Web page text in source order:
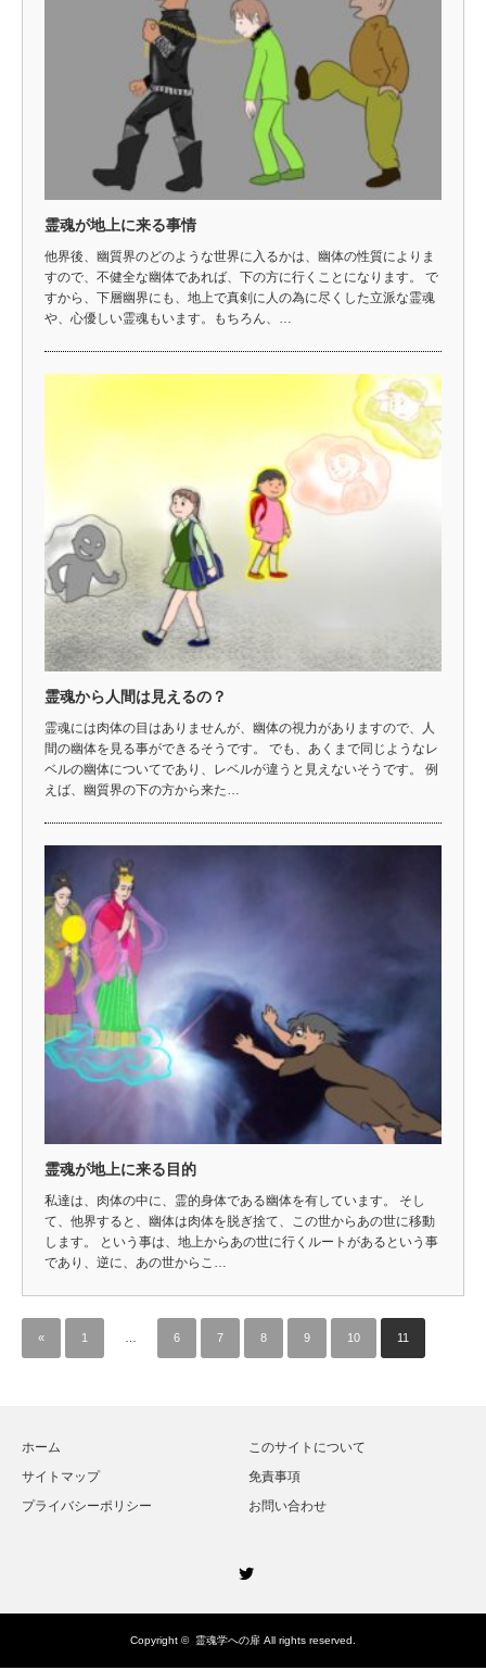
霊魂が地上に来る事情
他界後、幽質界のどのような世界に入るかは、幽体の性質によりま
すので、不健全な幽体であれば、下の方に行くことになります。 で
すから、下層幽界にも、地上で真剣に人の為に尽くした立派な霊魂
や、心優しい霊魂もいます。もちろん、…
霊魂から人間は見えるの？
霊魂には肉体の目はありませんが、幽体の視力がありますので、人
間の幽体を見る事ができるそうです。 でも、あくまで同じようなレ
ベルの幽体についてであり、レベルが違うと見えないそうです。 例
えば、幽質界の下の方から来た…
霊魂が地上に来る目的
私達は、肉体の中に、霊的身体である幽体を有しています。 そし
て、他界すると、幽体は肉体を脱ぎ捨て、この世からあの世に移動
します。 という事は、地上からあの世に行くルートがあるという事
であり、逆に、あの世からこ…
« 1 6 7 8 9 10 11
ホーム
このサイトについて
サイトマップ
免責事項
プライバシーポリシー
お問い合わせ
Copyright © 霊魂学への扉 All rights reserved.